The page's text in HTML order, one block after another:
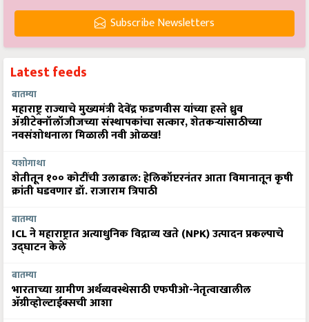
Subscribe Newsletters
Latest feeds
बातम्या
महाराष्ट्र राज्याचे मुख्यमंत्री देवेंद्र फडणवीस यांच्या हस्ते ध्रुव
ॲग्रीटेक्नॉलॉजीजच्या संस्थापकांचा सत्कार, शेतकऱ्यांसाठीच्या
नवसंशोधनाला मिळाली नवी ओळख!
यशोगाथा
शेतीतून १०० कोटींची उलाढाल: हेलिकॉप्टरनंतर आता विमानातून कृषी
क्रांती घडवणार डॉ. राजाराम त्रिपाठी
बातम्या
ICL ने महाराष्ट्रात अत्याधुनिक विद्राव्य खते (NPK) उत्पादन प्रकल्पाचे
उद्घाटन केले
बातम्या
भारताच्या ग्रामीण अर्थव्यवस्थेसाठी एफपीओ-नेतृत्वाखालील
अ‍ॅग्रीव्होल्टाईक्सची आशा